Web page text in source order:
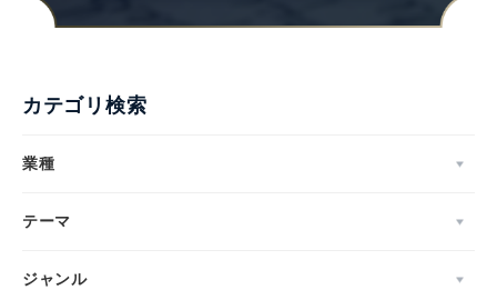
カテゴリ検索
業種
テーマ
ジャンル